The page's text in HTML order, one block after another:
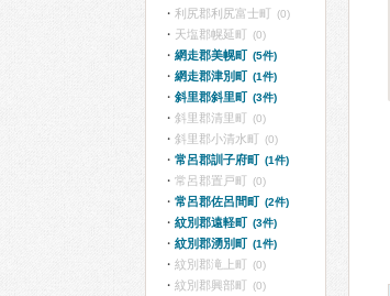
利尻郡利尻富士町 (0)
天塩郡幌延町 (0)
網走郡美幌町 (5件)
網走郡津別町 (1件)
斜里郡斜里町 (3件)
斜里郡清里町 (0)
斜里郡小清水町 (0)
常呂郡訓子府町 (1件)
常呂郡置戸町 (0)
常呂郡佐呂間町 (2件)
紋別郡遠軽町 (3件)
紋別郡湧別町 (1件)
紋別郡滝上町 (0)
紋別郡興部町 (0)